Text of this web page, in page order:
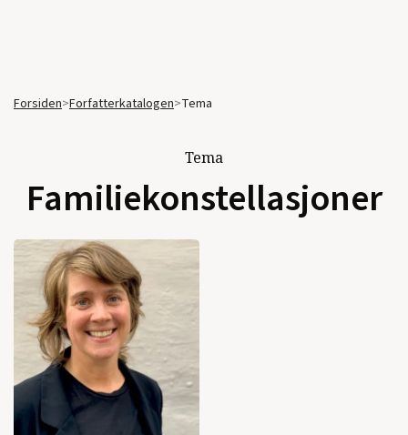
Forsiden>Forfatterkatalogen>Tema
Tema
Familiekonstellasjoner